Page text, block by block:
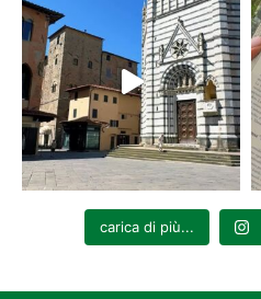
carica di più...